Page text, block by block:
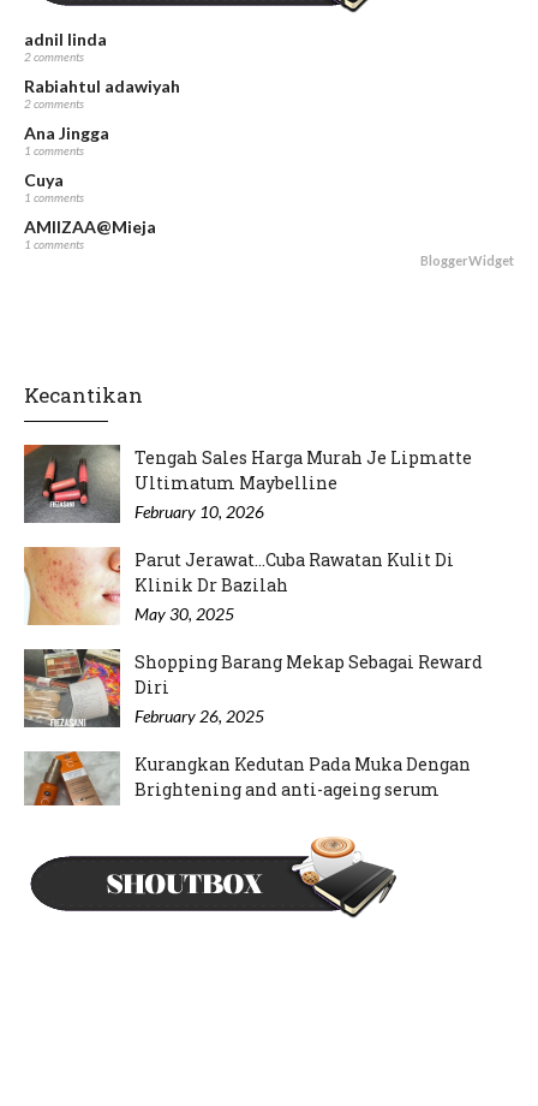
adnil linda
2 comments
Rabiahtul adawiyah
2 comments
Ana Jingga
1 comments
Cuya
1 comments
AMIIZAA@Mieja
1 comments
BloggerWidget
Kecantikan
Tengah Sales Harga Murah Je Lipmatte
Ultimatum Maybelline
February 10, 2026
Parut Jerawat...Cuba Rawatan Kulit Di
Klinik Dr Bazilah
May 30, 2025
Shopping Barang Mekap Sebagai Reward
Diri
February 26, 2025
Kurangkan Kedutan Pada Muka Dengan
Brightening and anti-ageing serum
Mood Rajin Nak Pakai Inai Kuku
May 21, 2024